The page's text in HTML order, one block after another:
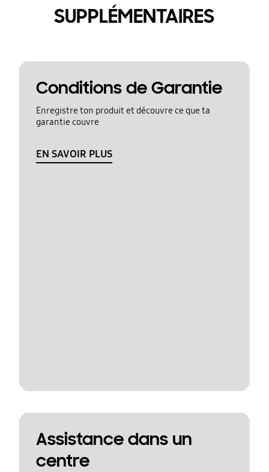
SUPPLÉMENTAIRES
Conditions de Garantie
Enregistre ton produit et découvre ce que ta
garantie couvre
EN SAVOIR PLUS
Assistance dans un
centre